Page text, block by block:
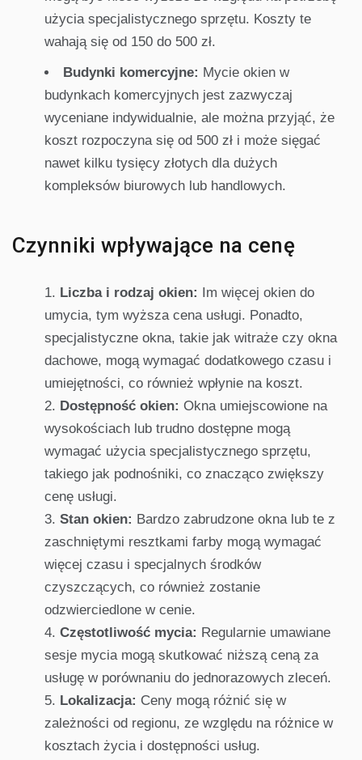
użycia specjalistycznego sprzętu. Koszty te
wahają się od 150 do 500 zł.
Budynki komercyjne: Mycie okien w
budynkach komercyjnych jest zazwyczaj
wyceniane indywidualnie, ale można przyjąć, że
koszt rozpoczyna się od 500 zł i może sięgać
nawet kilku tysięcy złotych dla dużych
kompleksów biurowych lub handlowych.
Czynniki wpływające na cenę
Liczba i rodzaj okien:
Im więcej okien do
umycia, tym wyższa cena usługi. Ponadto,
specjalistyczne okna, takie jak witraże czy okna
dachowe, mogą wymagać dodatkowego czasu i
umiejętności, co również wpłynie na koszt.
Dostępność okien: Okna umiejscowione na
wysokościach lub trudno dostępne mogą
wymagać użycia specjalistycznego sprzętu,
takiego jak podnośniki, co znacząco zwiększy
cenę usługi.
Stan okien: Bardzo zabrudzone okna lub te z
zaschniętymi resztkami farby mogą wymagać
więcej czasu i specjalnych środków
czyszczących, co również zostanie
odzwierciedlone w cenie.
Częstotliwość mycia: Regularnie umawiane
sesje mycia mogą skutkować niższą ceną za
usługę w porównaniu do jednorazowych zleceń.
Lokalizacja: Ceny mogą różnić się w
zależności od regionu, ze względu na różnice w
kosztach życia i dostępności usług.